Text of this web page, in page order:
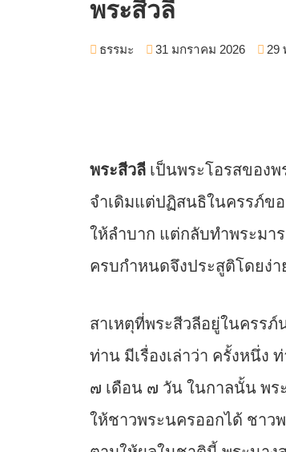
พระสีวลี
ธรรมะ 31 มกราคม 2026 29
พระสีวลีเป็นพระโอรสของ
จำเดิมแต่ปฏิสนธิในครรภ์ข
ให้ลำบาก แต่กลับทำพระมา
ครบกำหนดจึงประสูติโดยง่
สาเหตุที่พระสีวลีอยู่ในครร
ท่าน มีเรื่องเล่าว่า ครั้งหนึ่ง
๗ เดือน ๗ วัน ในกาลนั้น พร
ให้ชาวพระนครออกได้ ชาว